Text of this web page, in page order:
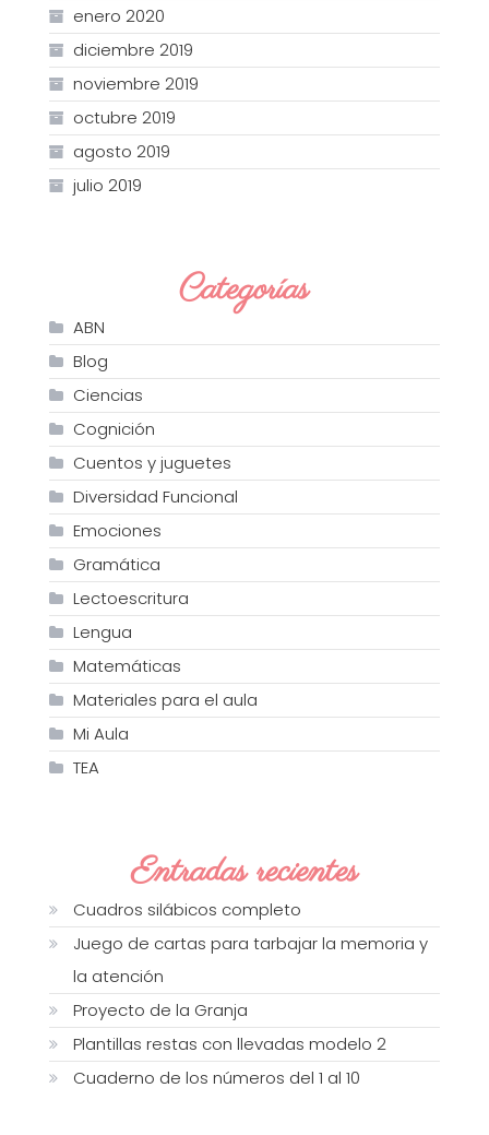
enero 2020
diciembre 2019
noviembre 2019
octubre 2019
agosto 2019
julio 2019
Categorías
ABN
Blog
Ciencias
Cognición
Cuentos y juguetes
Diversidad Funcional
Emociones
Gramática
Lectoescritura
Lengua
Matemáticas
Materiales para el aula
Mi Aula
TEA
Entradas recientes
Cuadros silábicos completo
Juego de cartas para tarbajar la memoria y
la atención
Proyecto de la Granja
Plantillas restas con llevadas modelo 2
Cuaderno de los números del 1 al 10